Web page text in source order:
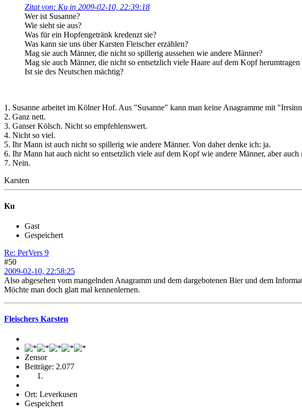
Zitat von: Ku in 2009-02-10, 22:39:18
Wer ist Susanne?
Wie sieht sie aus?
Was für ein Hopfengetränk kredenzt sie?
Was kann sie uns über Karsten Fleischer erzählen?
Mag sie auch Männer, die nicht so spillerig aussehen wie andere Männer?
Mag sie auch Männer, die nicht so entsetzlich viele Haare auf dem Kopf
Ist sie des Neutschen mächtig?
1. Susanne arbeitet im Kölner Hof. Aus "Susanne" kann man keine Anagramme mit
2. Ganz nett.
3. Ganser Kölsch. Nicht so empfehlenswert.
4. Nicht so viel.
5. Ihr Mann ist auch nicht so spillerig wie andere Männer. Von daher denke ich: ja.
6. Ihr Mann hat auch nicht so entsetzlich viele auf dem Kopf wie andere Männer, aber
7. Nein.
Karsten
Ku
Gast
Gespeichert
Re: PerVers 9
#50
2009-02-10, 22:58:25
Also abgesehen vom mangelnden Anagramm und dem dargebotenen Bier und dem
Möchte man doch glatt mal kennenlernen.
Fleischers Karsten
Zensor
Beiträge: 2.077
Ort: Leverkusen
Gespeichert